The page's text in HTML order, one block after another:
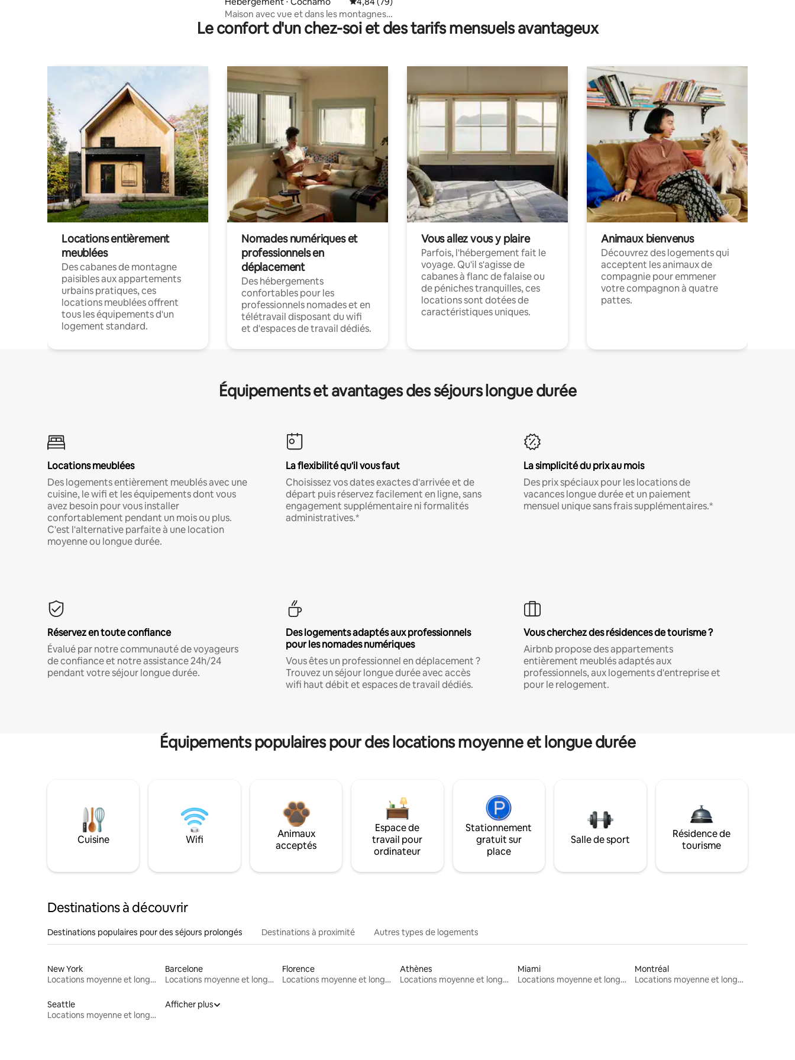
Maison avec vue et dans les montagnes
de Cochamó
Le confort d'un chez-soi et des tarifs mensuels avantageux
Locations entièrement
meublées
Des cabanes de montagne
paisibles aux appartements
urbains pratiques, ces
locations meublées offrent
tous les équipements d'un
logement standard.
Nomades numériques et
professionnels en
déplacement
Des hébergements
confortables pour les
professionnels nomades et en
télétravail disposant du wifi
et d'espaces de travail dédiés.
Vous allez vous y plaire
Parfois, l'hébergement fait le
voyage. Qu'il s'agisse de
cabanes à flanc de falaise ou
de péniches tranquilles, ces
locations sont dotées de
caractéristiques uniques.
Animaux bienvenus
Découvrez des logements qui
acceptent les animaux de
compagnie pour emmener
votre compagnon à quatre
pattes.
Équipements et avantages des séjours longue durée
Locations meublées
Des logements entièrement meublés avec une
cuisine, le wifi et les équipements dont vous
avez besoin pour vous installer
confortablement pendant un mois ou plus.
C'est l'alternative parfaite à une location
moyenne ou longue durée.
La flexibilité qu'il vous faut
Choisissez vos dates exactes d'arrivée et de
départ puis réservez facilement en ligne, sans
engagement supplémentaire ni formalités
administratives.*
La simplicité du prix au mois
Des prix spéciaux pour les locations de
vacances longue durée et un paiement
mensuel unique sans frais supplémentaires.*
Réservez en toute confiance
Évalué par notre communauté de voyageurs
de confiance et notre assistance 24h/24
pendant votre séjour longue durée.
Des logements adaptés aux professionnels
pour les nomades numériques
Vous êtes un professionnel en déplacement ?
Trouvez un séjour longue durée avec accès
wifi haut débit et espaces de travail dédiés.
Vous cherchez des résidences de tourisme ?
Airbnb propose des appartements
entièrement meublés adaptés aux
professionnels, aux logements d'entreprise et
pour le relogement.
Équipements populaires pour des locations moyenne et longue durée
Cuisine Wifi
Animaux
acceptés
Espace de
travail pour
ordinateur
Stationnement
gratuit sur
place
Salle de sport
Résidence de
tourisme
Destinations à découvrir
Destinations populaires pour des séjours prolongés Destinations à proximité Autres types de logements
New York
Locations moyenne et longue durée
Barcelone
Locations moyenne et longue durée
Florence
Locations moyenne et longue durée
Athènes
Locations moyenne et longue durée
Miami
Locations moyenne et longue durée
Montréal
Locations moyenne et longue durée
Seattle
Locations moyenne et longue durée
Afficher plus